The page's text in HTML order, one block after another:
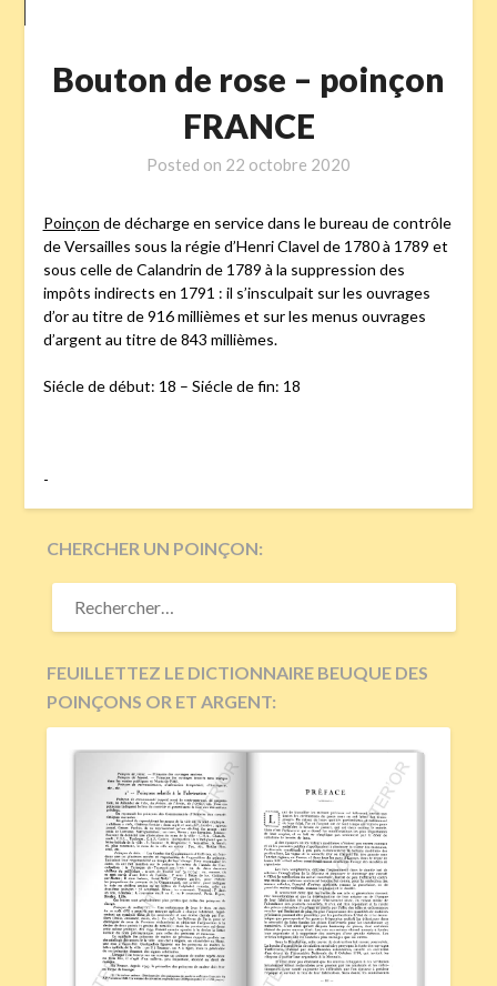
Bouton de rose – poinçon
FRANCE
Posted on 22 octobre 2020
Poinçon de décharge en service dans le bureau de contrôle
de Versailles sous la régie d’Henri Clavel de 1780 à 1789 et
sous celle de Calandrin de 1789 à la suppression des
impôts indirects en 1791 : il s’insculpait sur les ouvrages
d’or au titre de 916 millièmes et sur les menus ouvrages
d’argent au titre de 843 millièmes.
Siécle de début: 18 – Siécle de fin: 18
-
CHERCHER UN POINÇON:
RECHERCHER :
FEUILLETTEZ LE DICTIONNAIRE BEUQUE DES
POINÇONS OR ET ARGENT: